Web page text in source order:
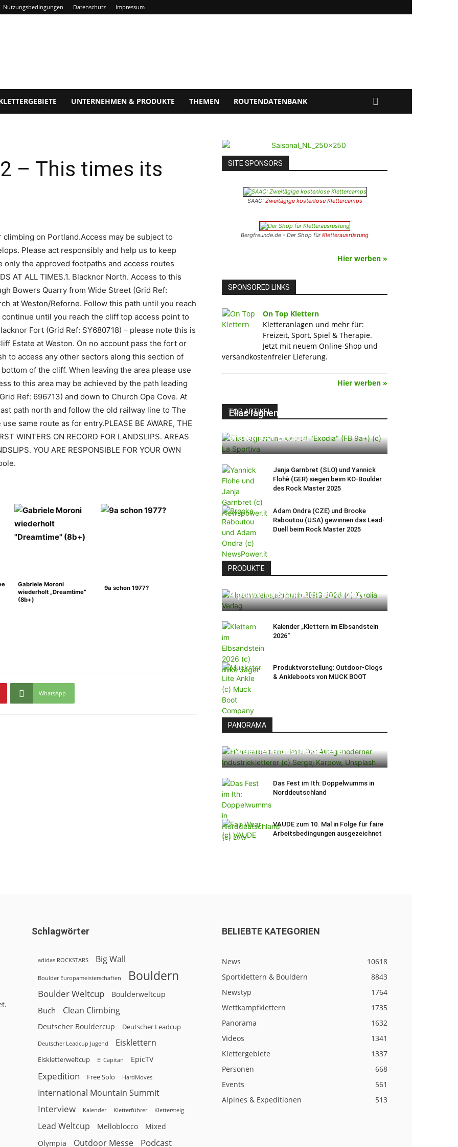
Nutzungsbedingungen Datenschutz Impressum
UNTERNEHMEN & PRODUKTE THEMEN ROUTENDATENBANK
– This times its
on Portland.Access may be subject to
Please act responsibly and help us to keep
the approved footpaths and access routes
AT ALL TIMES.1. Blacknor North. Access to this
Bowers Quarry from Wide Street (Grid Ref:
at Weston/Reforne. Follow this path until you reach
until you reach the cliff top access point to
Fort (Grid Ref: SY680718) – please note this is
Estate at Weston. On no account pass the fort or
to access any other sectors along this section of
of the cliff. When leaving the area please use
to this area may be achieved by the path leading
Ref: 696713) and down to Church Ope Cove. At
path north and follow the old railway line to The
same route as for entry.PLEASE BE AWARE, THE
WINTERS ON RECORD FOR LANDSLIPS. AREAS
YOU ARE RESPONSIBLE FOR YOUR OWN
Gabriele Moroni
wiederholt „Dreamtime“
(8b+)
9a schon 1977?
WhatsApp
SITE SPONSORS
SAAC: Zweitägige kostenlose Klettercamps
Bergfreunde.de - Der Shop fürKletterausrüstung
Hier werben »
SPONSORED LINKS
On Top Klettern
Kletteranlagen und mehr für:
Freizeit, Sport, Spiel & Therapie.
Jetzt mit neuem Online-Shop und
versandkostenfreier Lieferung.
Hier werben »
TOP ARTIKEL
Elias Iagnemma klettert „Exodia“:
ersten 9A+ Boulder
Janja Garnbret (SLO) und Yannick
Flohè (GER) siegen beim KO-Boulder
des Rock Master 2025
Adam Ondra (CZE) und Brooke
Raboutou (USA) gewinnen das Lead-
Duell beim Rock Master 2025
PRODUKTE
Alpenvereinsjahrbuch BERG 2026
Kalender „Klettern im Elbsandstein
2026“
Produktvorstellung: Outdoor-Clogs
& Ankleboots von MUCK BOOT
PANORAMA
moderner Industriekletterer
Das Fest im Ith: Doppelwumms in
Norddeutschland
VAUDE zum 10. Mal in Folge für faire
Arbeitsbedingungen ausgezeichnet
Schlagwörter
adidas ROCKSTARS Big Wall
Boulder Europameisterschaften Bouldern
Boulder Weltcup Boulderweltcup
Buch Clean Climbing
Deutscher Bouldercup Deutscher Leadcup
Deutscher Leadcup Jugend Eisklettern
Eiskletterweltcup El Capitan EpicTV
Expedition Free Solo HardMoves
International Mountain Summit
Interview Kalender Kletterführer Klettersteig
Lead Weltcup Melloblocco Mixed
Olympia Outdoor Messe Podcast
BELIEBTE KATEGORIEN
News
10618
Sportklettern & Bouldern
8843
Newstyp
1764
Wettkampfklettern
1735
Panorama
1632
Videos
1341
Klettergebiete
1337
Personen
668
Events
561
Alpines & Expeditionen
513